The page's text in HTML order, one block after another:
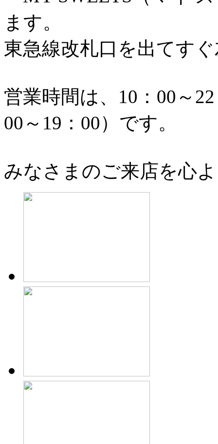
ます。
東急線改札口を出てす
営業時間は、10：00～
00～19：00）です。
みなさまのご来店を心